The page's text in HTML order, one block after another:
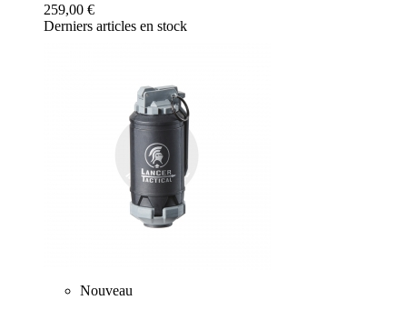
259,00 €
Derniers articles en stock
Nouveau